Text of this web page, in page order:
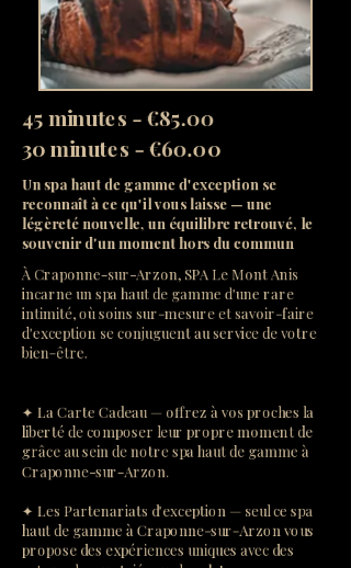
45 minutes - €85.00
30 minutes - €60.00
Un spa haut de gamme d'exception se
reconnaît à ce qu'il vous laisse — une
légèreté nouvelle, un équilibre retrouvé, le
souvenir d'un moment hors du commun
À Craponne-sur-Arzon, SPA Le Mont Anis
incarne un spa haut de gamme d'une rare
intimité, où soins sur-mesure et savoir-faire
d'exception se conjuguent au service de votre
bien-être.
✦ La Carte Cadeau — offrez à vos proches la
liberté de composer leur propre moment de
grâce au sein de notre spa haut de gamme à
Craponne-sur-Arzon.
✦ Les Partenariats d'exception — seul ce spa
haut de gamme à Craponne-sur-Arzon vous
propose des expériences uniques avec des